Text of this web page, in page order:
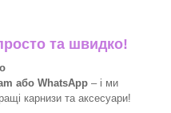
та швидко!
або WhatsApp – і ми
карнизи та аксесуари!